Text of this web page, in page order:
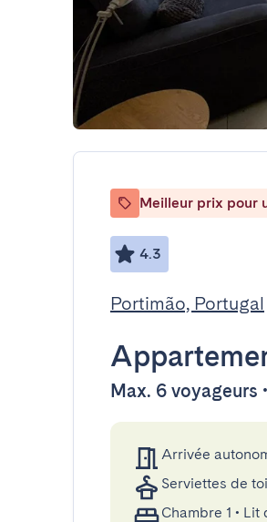
Meilleur prix pour
4.3
Portimão, Portugal
Max. 6 voyageurs
Arrivée
Serviettes de
Chambre 1 • Lit